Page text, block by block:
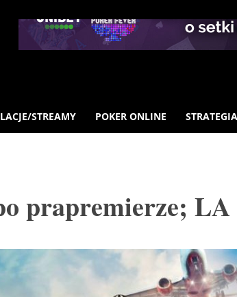
STREAMY POKER ONLINE STRATEGIA
prapremierze; LA